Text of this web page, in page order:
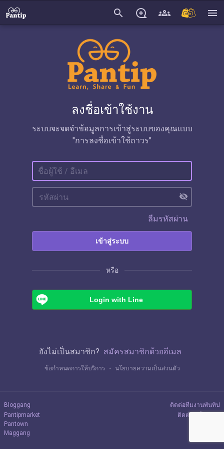
search menu
ลงชื่อเข้าใช้งาน
ระบบจะจดจำข้อมูลการเข้าสู่ระบบของคุณแบบ
"การลงชื่อเข้าใช้ถาวร"
visibility_off
ลืมรหัสผ่าน
เข้าสู่ระบบ
หรือ
Login with Line
ยังไม่เป็นสมาชิก? สมัครสมาชิกด้วยอีเมล
ข้อกำหนดการให้บริการ ・ นโยบายความเป็นส่วนตัว
Bloggang
Pantipmarket
Pantown
Maggang
ติดต่อทีมงานพันทิป
ติดต่อลงโฆษณา